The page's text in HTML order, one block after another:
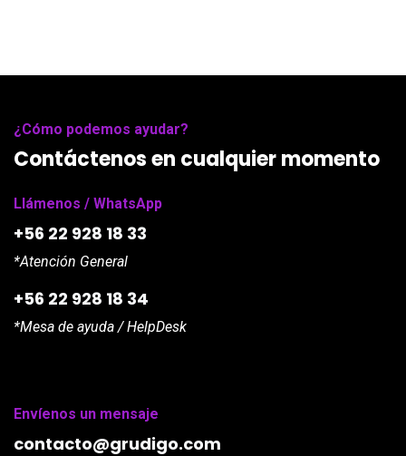
¿Cómo podemos ayudar?
Contáctenos en cualquier momento
Llámenos / WhatsApp
+56 22 928 18 33
*Atención General
+56 22 928 18 34
*Mesa de ayuda / HelpDesk
Envíenos un mensaje
contacto@grudigo.com